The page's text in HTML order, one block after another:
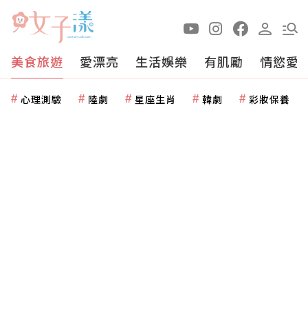
美食旅遊 愛漂亮 生活娛樂 有肌勵 情慾愛
心理測驗 陸劇 星座生肖 韓劇 彩妝保養